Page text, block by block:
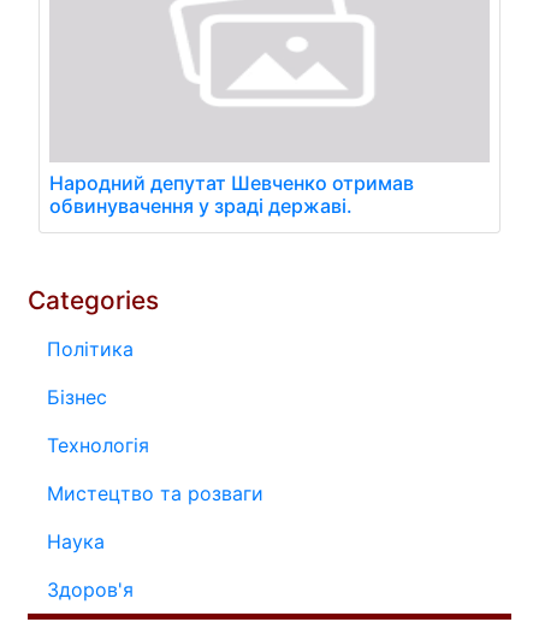
Народний депутат Шевченко отримав
обвинувачення у зраді державі.
Categories
Політика
Бізнес
Технологія
Мистецтво та розваги
Наука
Здоров'я